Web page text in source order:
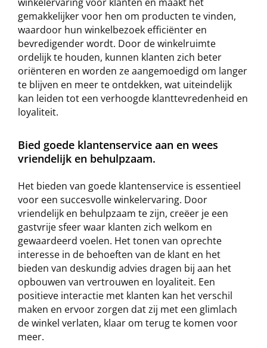
gemakkelijker voor hen om producten te vinden,
waardoor hun winkelbezoek efficiënter en
bevredigender wordt. Door de winkelruimte
ordelijk te houden, kunnen klanten zich beter
oriënteren en worden ze aangemoedigd om langer
te blijven en meer te ontdekken, wat uiteindelijk
kan leiden tot een verhoogde klanttevredenheid en
loyaliteit.
Bied goede klantenservice aan en wees
vriendelijk en behulpzaam.
Het bieden van goede klantenservice is essentieel
voor een succesvolle winkelervaring. Door
vriendelijk en behulpzaam te zijn, creëer je een
gastvrije sfeer waar klanten zich welkom en
gewaardeerd voelen. Het tonen van oprechte
interesse in de behoeften van de klant en het
bieden van deskundig advies dragen bij aan het
opbouwen van vertrouwen en loyaliteit. Een
positieve interactie met klanten kan het verschil
maken en ervoor zorgen dat zij met een glimlach
de winkel verlaten, klaar om terug te komen voor
meer.